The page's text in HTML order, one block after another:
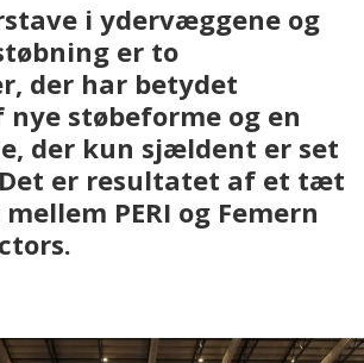
i ydervæggene og
er to
der har betydet
støbeforme og en
der kun sjældent er set
er resultatet af et tæt
PERI og Femern